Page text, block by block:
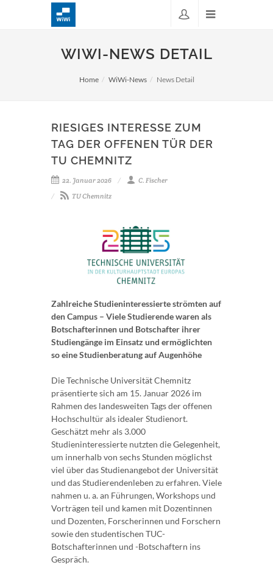
WIWI-NEWS DETAIL
Home WiWi-News News Detail
RIESIGES INTERESSE ZUM
TAG DER OFFENEN TÜR DER
TU CHEMNITZ
22. Januar 2026
C. Fischer
TU Chemnitz
Zahlreiche Studieninteressierte strömten auf
den Campus – Viele Studierende waren als
Botschafterinnen und Botschafter ihrer
Studiengänge im Einsatz und ermöglichten
so eine Studienberatung auf Augenhöhe
Die Technische Universität Chemnitz
präsentierte sich am 15. Januar 2026 im
Rahmen des landesweiten Tags der offenen
Hochschultür als idealer Studienort.
Geschätzt mehr als 3.000
Studieninteressierte nutzten die Gelegenheit,
um innerhalb von sechs Stunden möglichst
viel über das Studienangebot der Universität
und das Studierendenleben zu erfahren. Viele
nahmen u. a. an Führungen, Workshops und
Vorträgen teil und kamen mit Dozentinnen
und Dozenten, Forscherinnen und Forschern
sowie den studentischen TUC-
Botschafterinnen und -Botschaftern ins
Gespräch.